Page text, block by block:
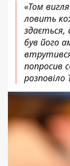
«Том
ловить
здається,
був його
попросив